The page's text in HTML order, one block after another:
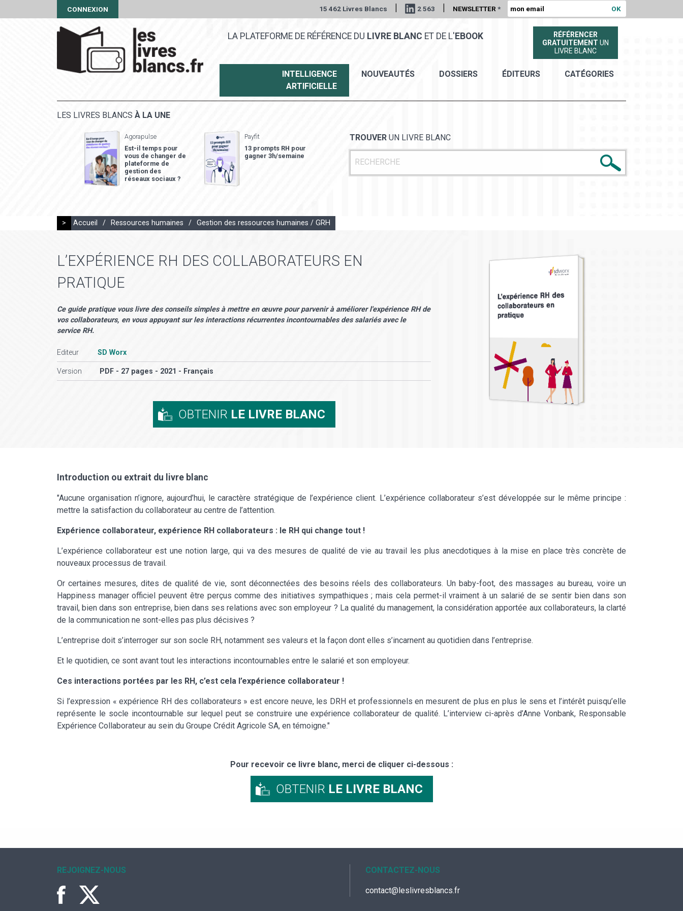
CONNEXION 15 462 Livres Blancs | 2 563 | NEWSLETTER *
LA PLATEFORME DE RÉFÉRENCE DU LIVRE BLANC ET DE L' EBOOK
RÉFÉRENCER
GRATUITEMENT UN
LIVRE BLANC
INTELLIGENCE
ARTIFICIELLE
NOUVEAUTÉS DOSSIERS ÉDITEURS CATÉGORIES
LES LIVRES BLANCS À LA UNE
Agorapulse
Est-il temps pour
vous de changer de
plateforme de
gestion des
réseaux sociaux ?
Payfit
13 prompts RH pour
gagner 3h/semaine
TROUVER UN LIVRE BLANC
> Accueil / Ressources humaines / Gestion des ressources humaines / GRH
L’EXPÉRIENCE RH DES COLLABORATEURS EN
PRATIQUE
Ce guide pratique vous livre des conseils simples à mettre en œuvre pour parvenir à améliorer l'expérience RH de
vos collaborateurs, en vous appuyant sur les interactions récurrentes incontournables des salariés avec le
service RH.
Editeur SD Worx
Version PDF - 27 pages - 2021 - Français
OBTENIR LE LIVRE BLANC
Introduction ou extrait du livre blanc
"Aucune organisation n’ignore, aujourd’hui, le caractère stratégique de l’expérience client. L’expérience collaborateur s’est développée sur le même principe :
mettre la satisfaction du collaborateur au centre de l’attention.
Expérience collaborateur, expérience RH collaborateurs : le RH qui change tout !
L’expérience collaborateur est une notion large, qui va des mesures de qualité de vie au travail les plus anecdotiques à la mise en place très concrète de
nouveaux processus de travail.
Or certaines mesures, dites de qualité de vie, sont déconnectées des besoins réels des collaborateurs. Un baby-foot, des massages au bureau, voire un
Happiness manager officiel peuvent être perçus comme des initiatives sympathiques ; mais cela permet-il vraiment à un salarié de se sentir bien dans son
travail, bien dans son entreprise, bien dans ses relations avec son employeur ? La qualité du management, la considération apportée aux collaborateurs, la clarté
de la communication ne sont-elles pas plus décisives ?
L’entreprise doit s’interroger sur son socle RH, notamment ses valeurs et la façon dont elles s’incarnent au quotidien dans l’entreprise.
Et le quotidien, ce sont avant tout les interactions incontournables entre le salarié et son employeur.
Ces interactions portées par les RH, c’est cela l’expérience collaborateur !
Si l’expression « expérience RH des collaborateurs » est encore neuve, les DRH et professionnels en mesurent de plus en plus le sens et l’intérêt puisqu’elle
représente le socle incontournable sur lequel peut se construire une expérience collaborateur de qualité. L’interview ci-après d’Anne Vonbank, Responsable
Expérience Collaborateur au sein du Groupe Crédit Agricole SA, en témoigne."
Pour recevoir ce livre blanc, merci de cliquer ci-dessous :
OBTENIR LE LIVRE BLANC
REJOIGNEZ-NOUS CONTACTEZ-NOUS
contact@leslivresblancs.fr